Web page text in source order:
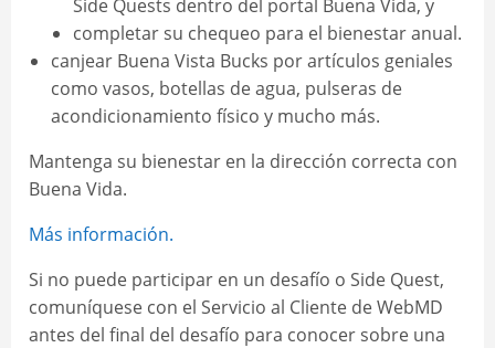
Side Quests dentro del portal Buena Vida, y
completar su chequeo para el bienestar anual.
canjear Buena Vista Bucks por artículos geniales
como vasos, botellas de agua, pulseras de
acondicionamiento físico y mucho más.
Mantenga su bienestar en la dirección correcta con
Buena Vida.
Más información.
Si no puede participar en un desafío o Side Quest,
comuníquese con el Servicio al Cliente de WebMD
antes del final del desafío para conocer sobre una